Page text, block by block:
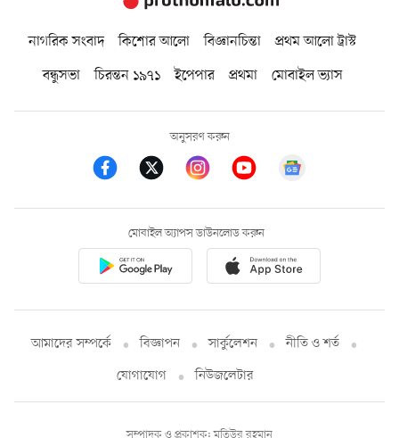
নাগরিক সংবাদ কিশোর আলো বিজ্ঞানচিন্তা
প্রথম আলো ট্রাস্ট
বন্ধুসভা
চিরন্তন ১৯৭১ ইপেপার প্রথমা মোবাইল ভ্যাস
অনুসরণ করুন
মোবাইল অ্যাপস ডাউনলোড করুন
আমাদের সম্পর্কে বিজ্ঞাপন সার্কুলেশন
নীতি ও শর্ত
যোগাযোগ
নিউজলেটার
সম্পাদক ও প্রকাশক: মতিউর রহমান